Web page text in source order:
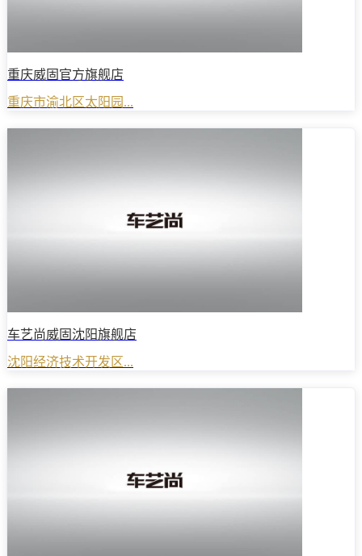
重庆威固官方旗舰店
重庆市渝北区太阳园...
车艺尚威固沈阳旗舰店
沈阳经济技术开发区...